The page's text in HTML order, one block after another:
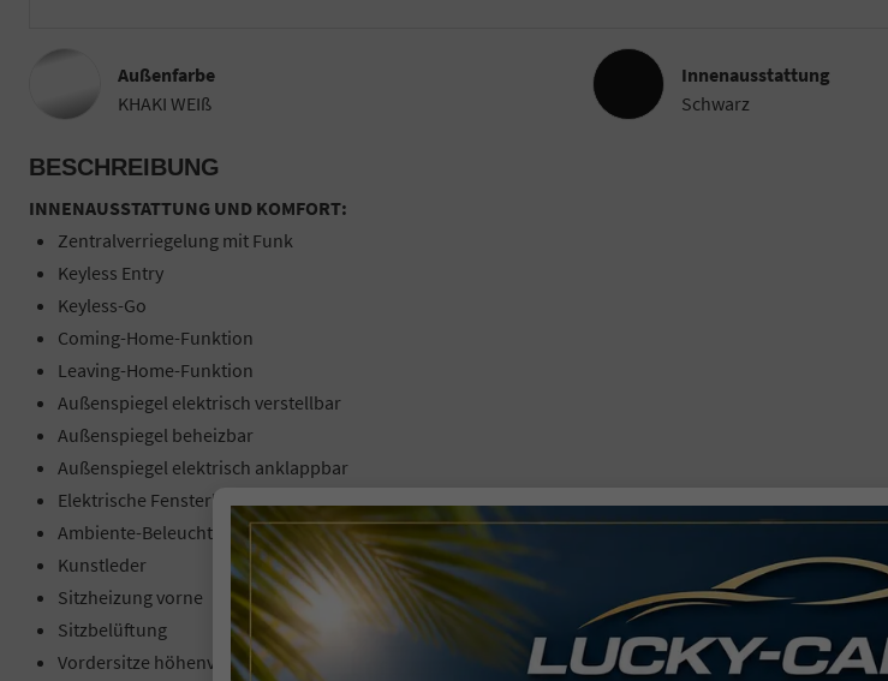
Außenfarbe
KHAKI WEIß
InnenausstattungInnenausstattung
Schwarz
BESCHREIBUNG
INNENAUSSTATTUNG UND KOMFORT:
Zentralverriegelung mit Funk
Keyless Entry
Keyless-Go
Coming-Home-Funktion
Leaving-Home-Funktion
Außenspiegel elektrisch verstellbar
Außenspiegel beheizbar
Außenspiegel elektrisch anklappbar
Elektrische Fensterheber vorne und hinten
Ambiente-Beleuchtung
Kunstleder
Sitzheizung vorne
Sitzbelüftung
Vordersitze höhenverstellbar